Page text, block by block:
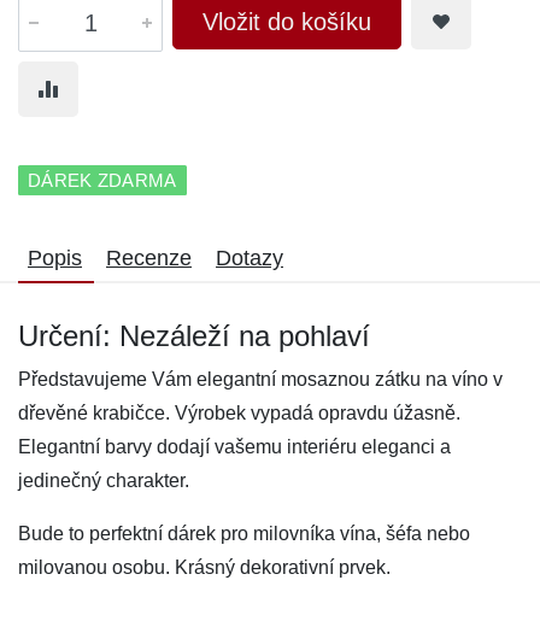
Vložit do košíku
DÁREK ZDARMA
Popis Recenze Dotazy
Určení: Nezáleží na pohlaví
Představujeme Vám elegantní mosaznou zátku na víno v
dřevěné krabičce. Výrobek vypadá opravdu úžasně.
Elegantní barvy dodají vašemu interiéru eleganci a
jedinečný charakter.
Bude to perfektní dárek pro milovníka vína, šéfa nebo
milovanou osobu. Krásný dekorativní prvek.